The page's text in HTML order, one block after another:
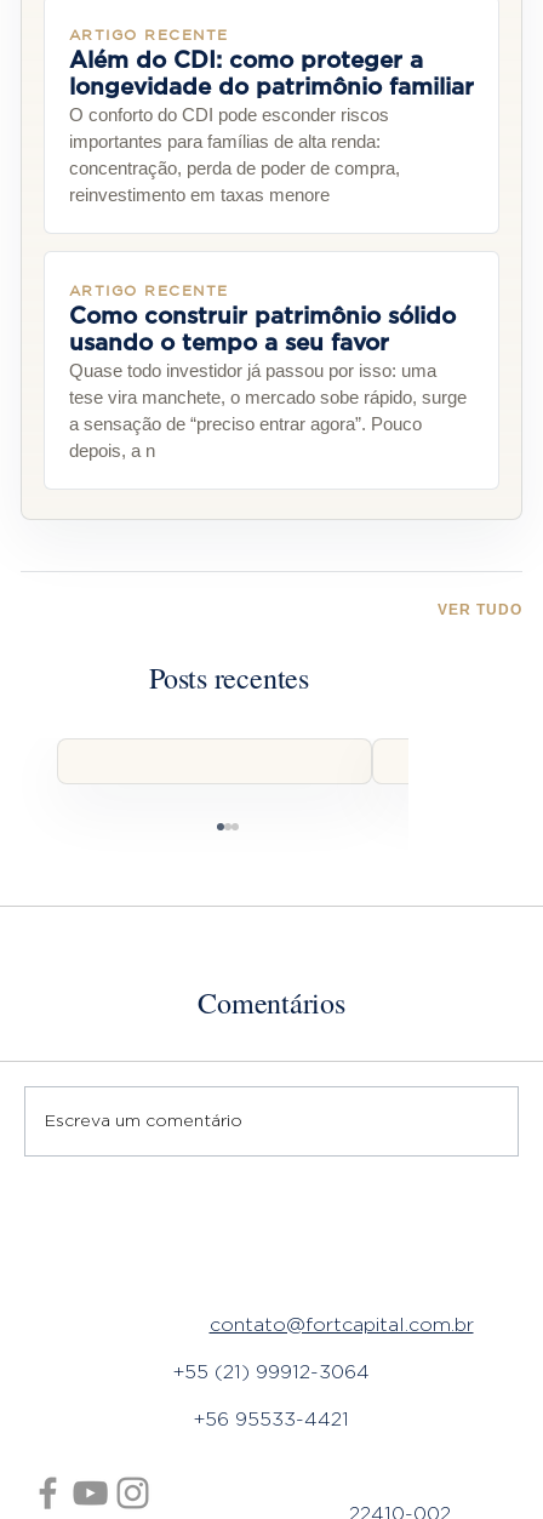
ARTIGO RECENTE
Além do CDI: como proteger a
longevidade do patrimônio familiar
O conforto do CDI pode esconder riscos
importantes para famílias de alta renda:
concentração, perda de poder de compra,
reinvestimento em taxas menore
ARTIGO RECENTE
Como construir patrimônio sólido
usando o tempo a seu favor
Quase todo investidor já passou por isso: uma
tese vira manchete, o mercado sobe rápido, surge
a sensação de “preciso entrar agora”. Pouco
depois, a n
Posts recentes
VER TUDO
PROTEGER A
LONGEVIDADE DO
FAMILIAR
Comentários
Escreva um comentário
contato@fortcapital.com.br
+55 (21) 99912-3064
+56 95533-4421
Endereço: Rua Visconde de Pirajá, 414 - sala 718 -
Ipanema, Rio de Janeiro/RJ - CEP: 22410-002